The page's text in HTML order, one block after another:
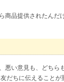
商品提供されたんだ
い意見も、どちら
だちに伝えること